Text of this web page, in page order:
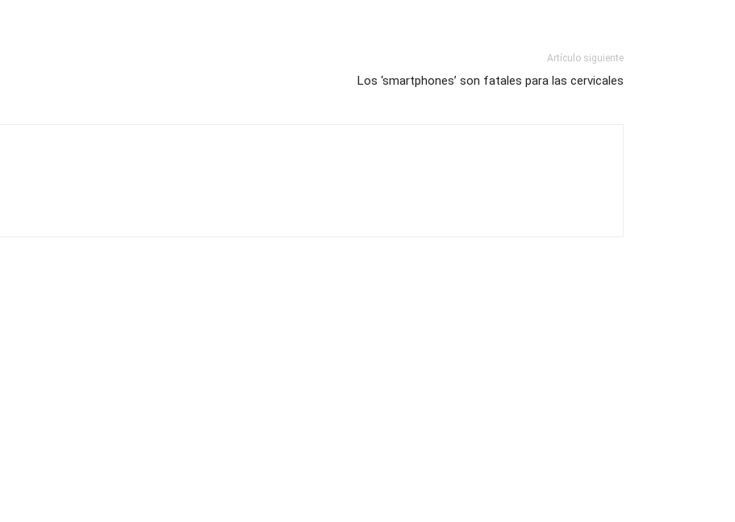
Artículo siguiente
Los ‘smartphones’ son fatales para las cervicales